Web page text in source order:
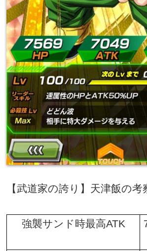
【武道家の誇り】天津飯の考
強襲サンド時最高ATK